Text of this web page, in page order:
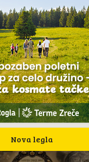
Nova legla